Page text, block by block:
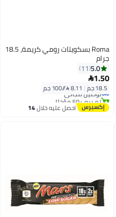
Roma بسكويتات رومي كريمة، 18.5
جرام
5.0
11
1.50
18.5 جم |
توصيل مجاني
تم بيع +50 مؤخرًا
توصيل مجانياحصل عليه خلال14